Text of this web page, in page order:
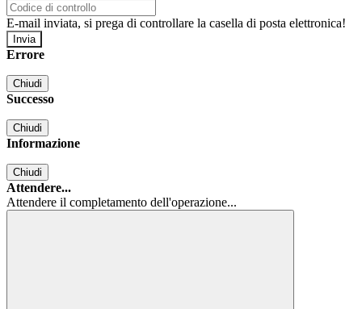
E-mail inviata, si prega di controllare la casella di posta elettronica!
Errore
Chiudi
Successo
Chiudi
Informazione
Chiudi
Attendere...
Attendere il completamento dell'operazione...